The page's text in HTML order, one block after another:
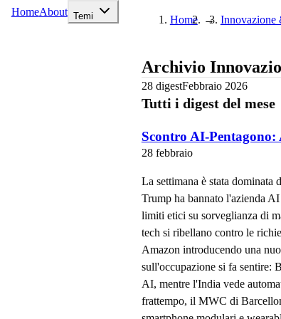
HomeAbout Temi Home → Innovazione
Archivio
28digestFebbraio 2026
Tutti i digest del mese
Scontro AI-
28 febbraio
La settimana è stata dominata
Trump ha bannato l'azienda
limiti etici su sorveglianza di
tech si ribellano contro le
Amazon introducendo una
sull'occupazione si fa sentire:
AI, mentre l'India vede
frattempo, il MWC di